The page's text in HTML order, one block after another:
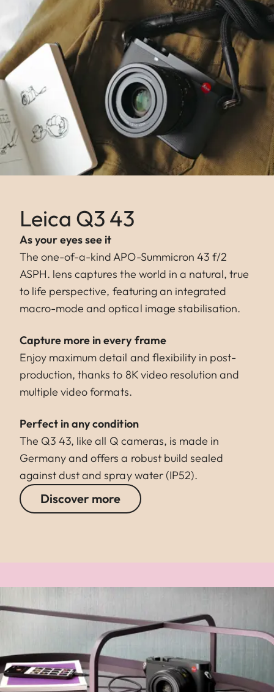
Leica Q3 43
As your eyes see it
The one-of-a-kind APO-Summicron 43 f/2
ASPH. lens captures the world in a natural, true
to life perspective, featuring an integrated
macro-mode and optical image stabilisation.
Capture more in every frame
Enjoy maximum detail and flexibility in post-
production, thanks to 8K video resolution and
multiple video formats.
Perfect in any condition
The Q3 43, like all Q cameras, is made in
Germany and offers a robust build sealed
against dust and spray water (IP52).
Discover more